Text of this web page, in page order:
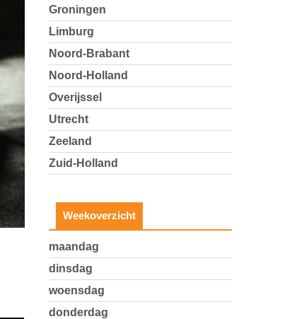
Groningen
Limburg
Noord-Brabant
Noord-Holland
Overijssel
Utrecht
Zeeland
Zuid-Holland
Weekoverzicht
maandag
dinsdag
woensdag
donderdag